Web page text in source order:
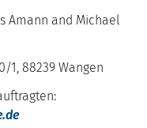
Amann and Michael
1, 88239 Wangen